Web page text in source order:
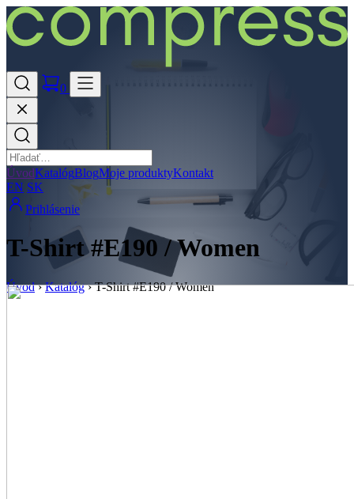
0
ÚvodKatalógBlogMoje produktyKontakt
EN SK
Prihlásenie
T-Shirt #E190 / Women
Úvod › Katalóg › T-Shirt #E190 / Women